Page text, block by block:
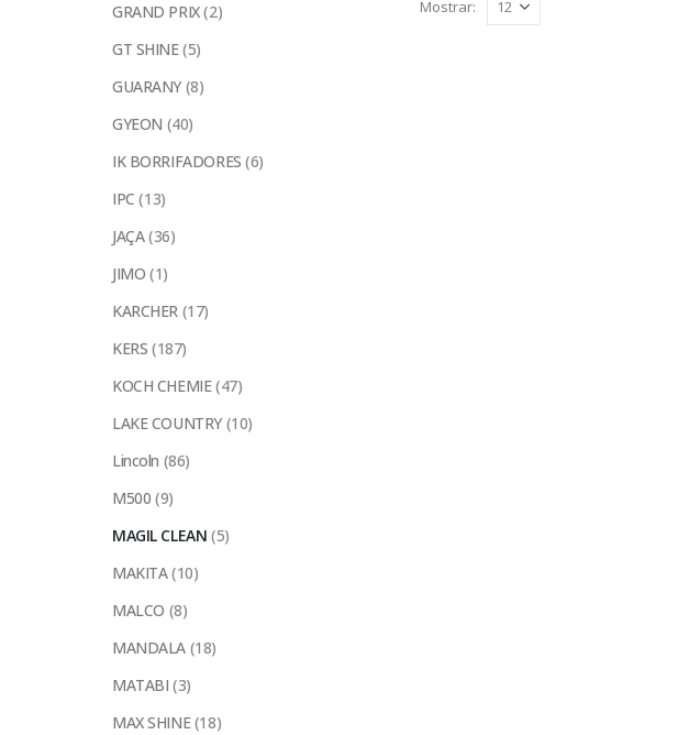
Mostrar:
GRAND PRIX(2)
GT SHINE(5)
GUARANY (8)
GYEON (40)
IK BORRIFADORES (6)
IPC (13)
JAÇA(36)
JIMO (1)
KARCHER (17)
KERS (187)
KOCH CHEMIE(47)
LAKE COUNTRY (10)
Lincoln (86)
M500 (9)
MAGIL CLEAN (5)
MAKITA(10)
MALCO (8)
MANDALA (18)
MATABI (3)
MAX SHINE(18)